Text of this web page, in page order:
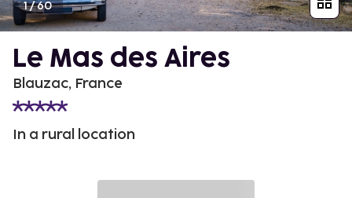
1/60
Le Mas des Aires
Blauzac, France
In a rural location